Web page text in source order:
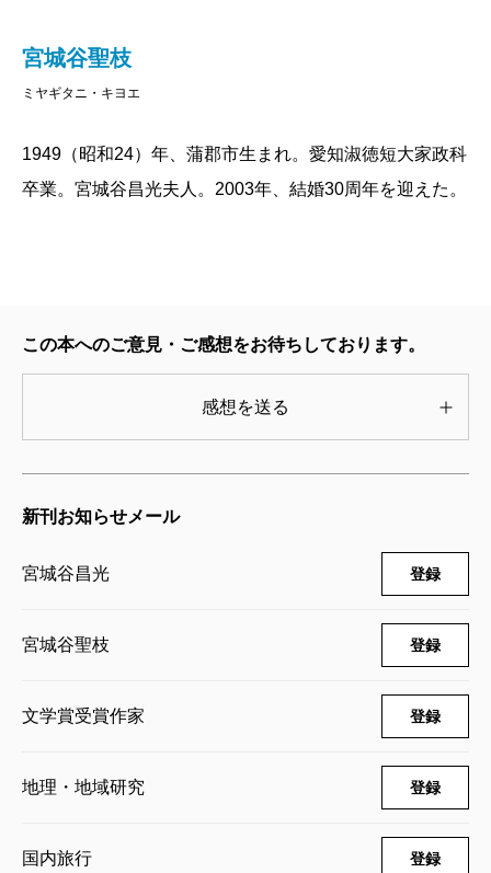
宮城谷聖枝
ミヤギタニ・キヨエ
1949（昭和24）年、蒲郡市生まれ。愛知淑徳短大家政科
卒業。宮城谷昌光夫人。2003年、結婚30周年を迎えた。
この本へのご意見・ご感想をお待ちしております。
感想を送る
新刊お知らせメール
宮城谷昌光 登録
宮城谷聖枝 登録
文学賞受賞作家 登録
地理・地域研究 登録
国内旅行 登録